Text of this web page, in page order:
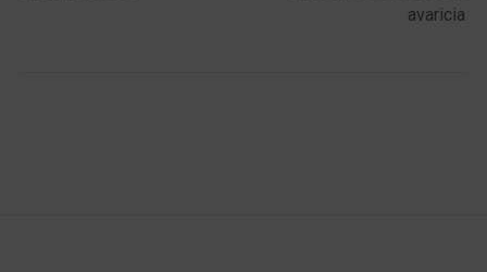
avaricia